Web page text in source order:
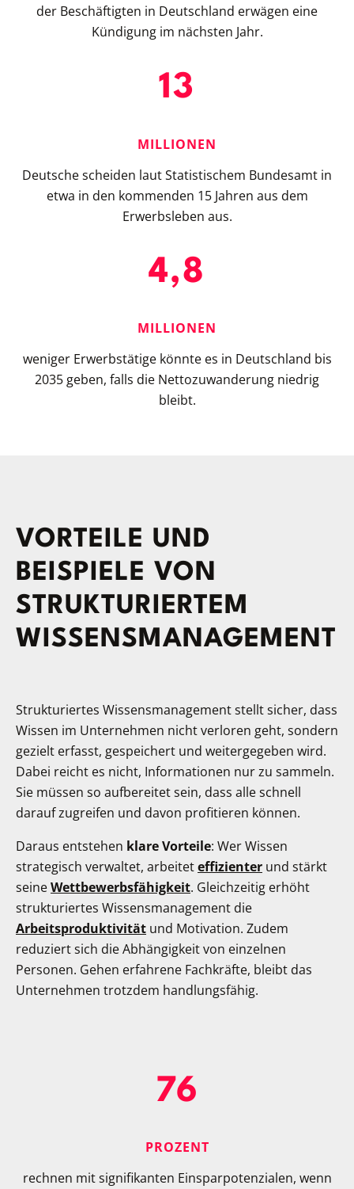
der Beschäftigten in Deutschland erwägen eine
Kündigung im nächsten Jahr.
13
MILLIONEN
Deutsche scheiden laut Statistischem Bundesamt in
etwa in den kommenden 15 Jahren aus dem
Erwerbsleben aus.
4,8
MILLIONEN
weniger Erwerbstätige könnte es in Deutschland bis
2035 geben, falls die Nettozuwanderung niedrig
bleibt.
VORTEILE UND
BEISPIELE VON
STRUKTURIERTEM
WISSENSMANAGEMENT
Strukturiertes Wissensmanagement stellt sicher, dass
Wissen im Unternehmen nicht verloren geht, sondern
gezielt erfasst, gespeichert und weitergegeben wird.
Dabei reicht es nicht, Informationen nur zu sammeln.
Sie müssen so aufbereitet sein, dass alle schnell
darauf zugreifen und davon profitieren können.
Daraus entstehen klare Vorteile: Wer Wissen
strategisch verwaltet, arbeiteteffizienter und stärkt
seineWettbewerbsfähigkeit. Gleichzeitig erhöht
strukturiertes Wissensmanagement die
Arbeitsproduktivität und Motivation. Zudem
reduziert sich die Abhängigkeit von einzelnen
Personen. Gehen erfahrene Fachkräfte, bleibt das
Unternehmen trotzdem handlungsfähig.
76
PROZENT
rechnen mit signifikanten Einsparpotenzialen, wenn